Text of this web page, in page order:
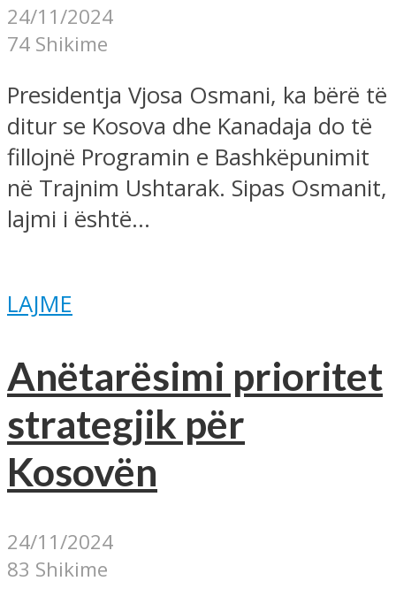
24/11/2024
74 Shikime
Presidentja Vjosa Osmani, ka bërë të
ditur se Kosova dhe Kanadaja do të
fillojnë Programin e Bashkëpunimit
në Trajnim Ushtarak. Sipas Osmanit,
lajmi i është...
LAJME
Anëtarësimi prioritet
strategjik për
Kosovën
24/11/2024
83 Shikime